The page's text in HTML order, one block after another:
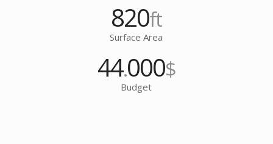
820ft
Surface Area
44.000$
Budget